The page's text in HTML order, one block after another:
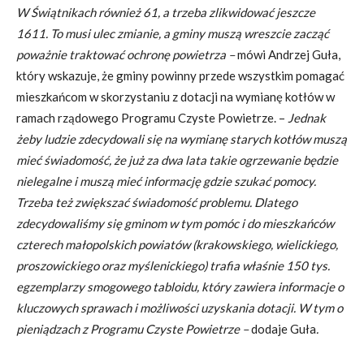
W Świątnikach również 61, a trzeba zlikwidować jeszcze
1611. To musi ulec zmianie, a gminy muszą wreszcie zacząć
poważnie traktować ochronę powietrza –mówi Andrzej Guła,
który wskazuje, że gminy powinny przede wszystkim pomagać
mieszkańcom w skorzystaniu z dotacji na wymianę kotłów w
ramach rządowego Programu Czyste Powietrze. – Jednak
żeby ludzie zdecydowali się na wymianę starych kotłów muszą
mieć świadomość, że już za dwa lata takie ogrzewanie będzie
nielegalne i muszą mieć informację gdzie szukać pomocy.
Trzeba też zwiększać świadomość problemu. Dlatego
zdecydowaliśmy się gminom w tym pomóc i do mieszkańców
czterech małopolskich powiatów (krakowskiego, wielickiego,
proszowickiego oraz myślenickiego) trafia właśnie 150 tys.
egzemplarzy smogowego tabloidu, który zawiera informacje o
kluczowych sprawach i możliwości uzyskania dotacji. W tym o
pieniądzach z Programu Czyste Powietrze –dodaje Guła.